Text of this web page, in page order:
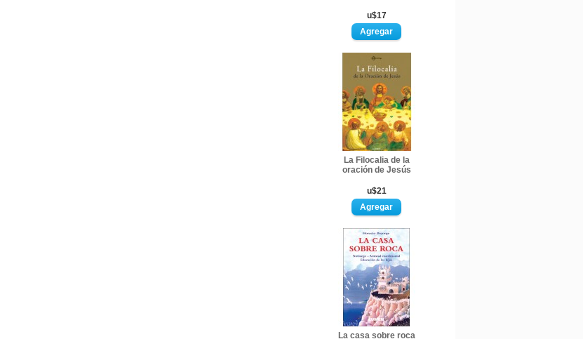
u$17
La Filocalia de la
oración de Jesús
u$21
La casa sobre roca